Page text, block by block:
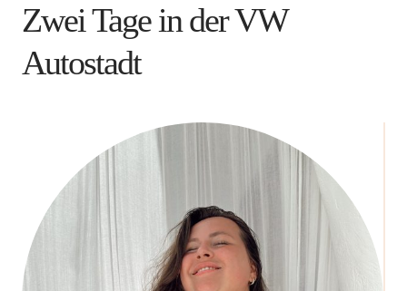
Zwei Tage in der VW
Autostadt